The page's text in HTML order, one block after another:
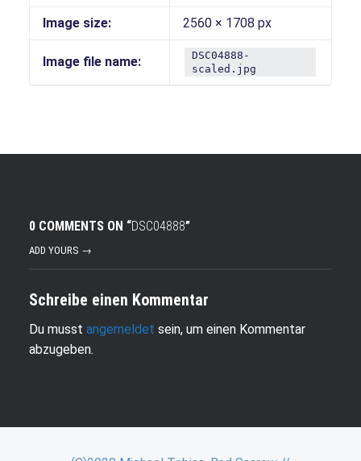
Image size: 2560 × 1708 px
Image file name:
DSC04888-
scaled.jpg
0 COMMENTS ON “DSC04888”
ADD YOURS →
Schreibe einen Kommentar
Du musst angemeldet sein, um einen Kommentar
abzugeben.